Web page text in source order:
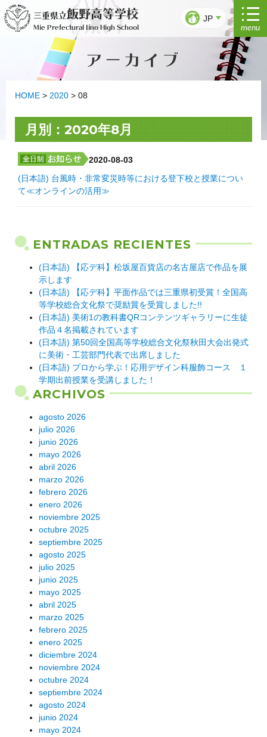
al
contenido
三重県立飯野高等学校
Mie Prefectural Iino High School
JP
menu
アーカイブ
HOME > 2020 > 08
月別：2020年8月
2020-08-03
(日本語) 台風時・非常変災時等における登下校と授業につい
て≪オンラインの活用≫
ENTRADAS RECIENTES
(日本語) 【応デ科】松坂屋百貨店の名古屋店で作品を展
示します
(日本語) 【応デ科】平面作品では三重県初受賞！全国高
等学校総合文化祭で奨励賞を受賞しました!!
(日本語) 美術1の教科書QRコンテンツギャラリーに生徒
作品４名掲載されています
(日本語) 第50回全国高等学校総合文化祭秋田大会出発式
に美術・工芸部門代表で出席しました
(日本語) プロから学ぶ！応用デザイン科服飾コース １
学期出前授業を受講しました！
ARCHIVOS
agosto 2026
julio 2026
junio 2026
mayo 2026
abril 2026
marzo 2026
febrero 2026
enero 2026
noviembre 2025
octubre 2025
septiembre 2025
agosto 2025
julio 2025
junio 2025
mayo 2025
abril 2025
marzo 2025
febrero 2025
enero 2025
diciembre 2024
noviembre 2024
octubre 2024
septiembre 2024
agosto 2024
junio 2024
mayo 2024